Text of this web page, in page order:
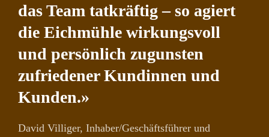
das Team tatkräftig – so agiert
die Eichmühle wirkungsvoll
und persönlich zugunsten
zufriedener Kundinnen und
Kunden.»
David Villiger, Inhaber/Geschäftsführer und